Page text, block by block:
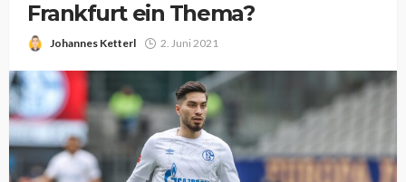
Frankfurt ein Thema?
Johannes Ketterl 2. Juni 2021